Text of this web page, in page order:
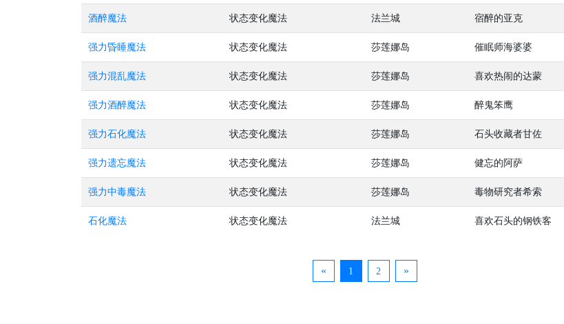
酒醉魔法 状态变化魔法 法兰城 宿醉的亚克
强力昏睡魔法 状态变化魔法 莎莲娜岛 催眠师海婆婆
强力混乱魔法 状态变化魔法 莎莲娜岛 喜欢热闹的达蒙
强力酒醉魔法 状态变化魔法 莎莲娜岛 醉鬼笨鹰
强力石化魔法 状态变化魔法 莎莲娜岛 石头收藏者甘佐
强力遗忘魔法 状态变化魔法 莎莲娜岛 健忘的阿萨
强力中毒魔法 状态变化魔法 莎莲娜岛 毒物研究者希索
石化魔法 状态变化魔法 法兰城 喜欢石头的钢铁客
« 1 2 »